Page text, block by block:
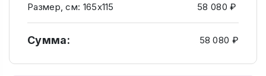
Размер, см: 165х115
58 080 ₽
Сумма: 58 080 ₽